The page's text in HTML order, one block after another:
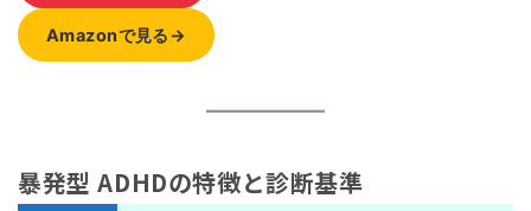
Amazonで見る→
暴発型 ADHDの特徴と診断基準